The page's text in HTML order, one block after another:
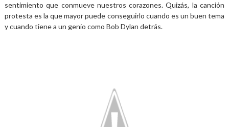
sentimiento que conmueve nuestros corazones. Quizás, la canción
protesta es la que mayor puede conseguirlo cuando es un buen tema
y cuando tiene a un genio como Bob Dylan detrás.